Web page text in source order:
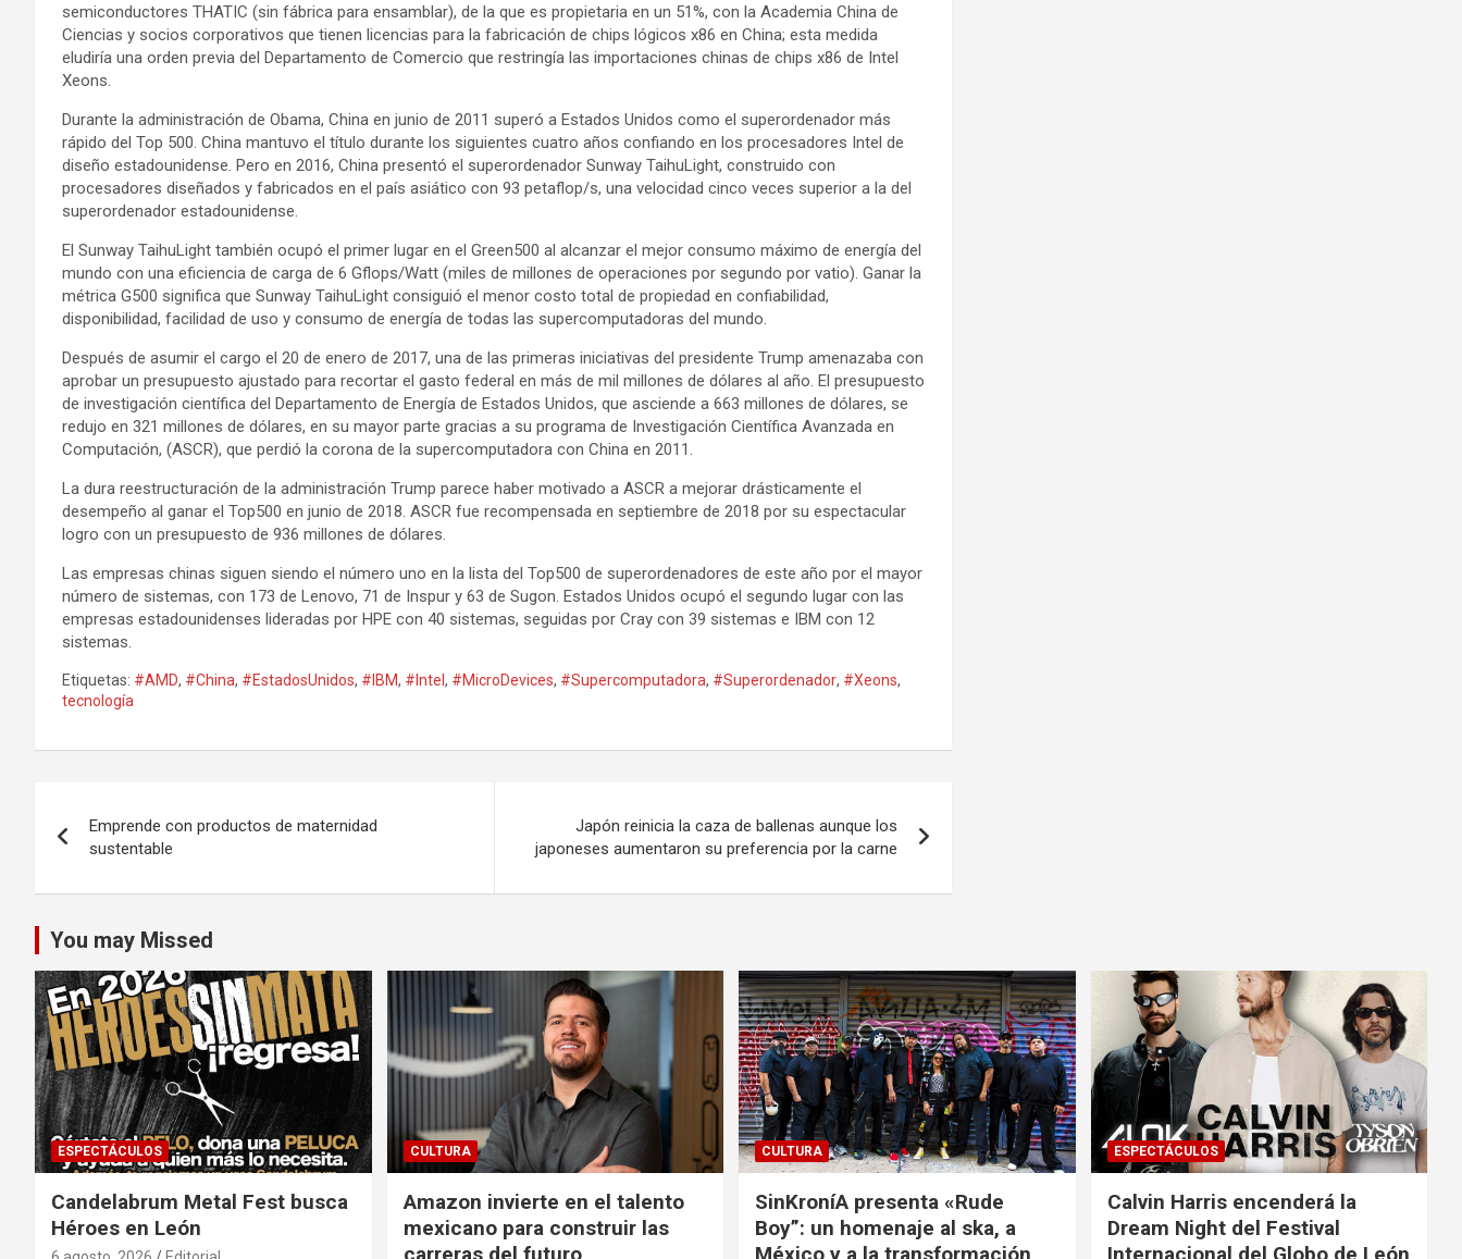
semiconductores THATIC (sin fábrica para ensamblar), de la que es propietaria en un 51%, con la Academia China de
Ciencias y socios corporativos que tienen licencias para la fabricación de chips lógicos x86 en China; esta medida
eludiría una orden previa del Departamento de Comercio que restringía las importaciones chinas de chips x86 de Intel
Xeons.
Durante la administración de Obama, China en junio de 2011 superó a Estados Unidos como el superordenador más
rápido del Top 500. China mantuvo el título durante los siguientes cuatro años confiando en los procesadores Intel de
diseño estadounidense. Pero en 2016, China presentó el superordenador Sunway TaihuLight, construido con
procesadores diseñados y fabricados en el país asiático con 93 petaflop/s, una velocidad cinco veces superior a la del
superordenador estadounidense.
El Sunway TaihuLight también ocupó el primer lugar en el Green500 al alcanzar el mejor consumo máximo de energía del
mundo con una eficiencia de carga de 6 Gflops/Watt (miles de millones de operaciones por segundo por vatio). Ganar la
métrica G500 significa que Sunway TaihuLight consiguió el menor costo total de propiedad en confiabilidad,
disponibilidad, facilidad de uso y consumo de energía de todas las supercomputadoras del mundo.
Después de asumir el cargo el 20 de enero de 2017, una de las primeras iniciativas del presidente Trump amenazaba con
aprobar un presupuesto ajustado para recortar el gasto federal en más de mil millones de dólares al año. El presupuesto
de investigación científica del Departamento de Energía de Estados Unidos, que asciende a 663 millones de dólares, se
redujo en 321 millones de dólares, en su mayor parte gracias a su programa de Investigación Científica Avanzada en
Computación, (ASCR), que perdió la corona de la supercomputadora con China en 2011.
La dura reestructuración de la administración Trump parece haber motivado a ASCR a mejorar drásticamente el
desempeño al ganar el Top500 en junio de 2018. ASCR fue recompensada en septiembre de 2018 por su espectacular
logro con un presupuesto de 936 millones de dólares.
Las empresas chinas siguen siendo el número uno en la lista del Top500 de superordenadores de este año por el mayor
número de sistemas, con 173 de Lenovo, 71 de Inspur y 63 de Sugon. Estados Unidos ocupó el segundo lugar con las
empresas estadounidenses lideradas por HPE con 40 sistemas, seguidas por Cray con 39 sistemas e IBM con 12
sistemas.
Etiquetas: #AMD, #China, #EstadosUnidos, #IBM, #Intel , #MicroDevices, #Supercomputadora, #Superordenador, #Xeons,
tecnología
de
entradas
Emprende con productos de maternidad
sustentable
Japón reinicia la caza de ballenas aunque los
japoneses aumentaron su preferencia por la carne
You may Missed
ESPECTÁCULOS
Candelabrum Metal Fest busca
Héroes en León
CULTURA
Amazon invierte en el talento
mexicano para construir las
carreras del futuro
CULTURA
SinKroníA presenta «Rude
Boy”: un homenaje al ska, a
México y a la transformación
ESPECTÁCULOS
Calvin Harris encenderá la
Dream Night del Festival
Internacional del Globo de León